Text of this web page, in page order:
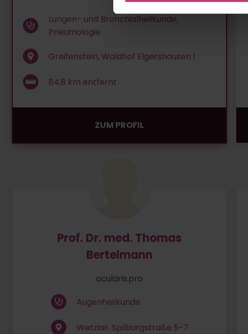
Lungen- und Bronchialheilkunde,
Pneumologie
Greifenstein, Waldhof Elgershausen 1
84,8 km entfernt
ZUM PROFIL
Prof. Dr. med. Thomas
Bertelmann
ocularis.pro
Augenheilkunde
Wetzlar, Spilburgstraße 5-7